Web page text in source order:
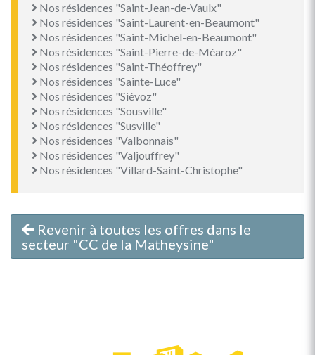
Nos résidences "Saint-Jean-de-Vaulx"
Nos résidences "Saint-Laurent-en-Beaumont"
Nos résidences "Saint-Michel-en-Beaumont"
Nos résidences "Saint-Pierre-de-Méaroz"
Nos résidences "Saint-Théoffrey"
Nos résidences "Sainte-Luce"
Nos résidences "Siévoz"
Nos résidences "Sousville"
Nos résidences "Susville"
Nos résidences "Valbonnais"
Nos résidences "Valjouffrey"
Nos résidences "Villard-Saint-Christophe"
Revenir à toutes les offres dans le
secteur "CC de la Matheysine"